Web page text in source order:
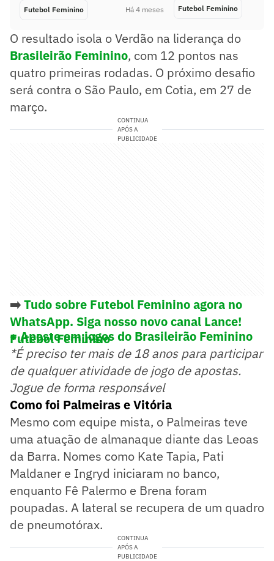
Futebol Feminino Há 4 meses Futebol Feminino
O resultado isola o Verdão na liderança do
Brasileirão Feminino, com 12 pontos nas
quatro primeiras rodadas. O próximo desafio
será contra o São Paulo, em Cotia, em 27 de
março.
CONTINUA
APÓS A
PUBLICIDADE
➡️Tudo sobre Futebol Feminino agora no
WhatsApp. Siga nosso novo canal Lance!
Futebol Feminino
+ Aposte em jogos do Brasileirão Feminino
*É preciso ter mais de 18 anos para participar
de qualquer atividade de jogo de apostas.
Jogue de forma responsável
Como foi Palmeiras e Vitória
Mesmo com equipe mista, o Palmeiras teve
uma atuação de almanaque diante das Leoas
da Barra. Nomes como Kate Tapia, Pati
Maldaner e Ingryd iniciaram no banco,
enquanto Fê Palermo e Brena foram
poupadas. A lateral se recupera de um quadro
de pneumotórax.
CONTINUA
APÓS A
PUBLICIDADE